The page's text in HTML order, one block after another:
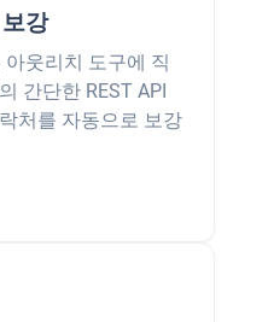
강
웃리치 도구에 직
간단한 REST API
처를 자동으로 보강